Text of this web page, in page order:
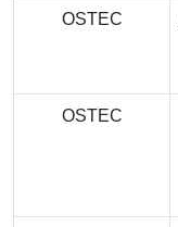
OSTEC
OSTEC